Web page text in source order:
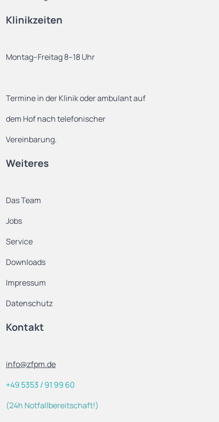
Klinikzeiten
Montag–Freitag 8–18 Uhr
Termine in der Klinik oder ambulant auf
dem Hof nach telefonischer
Vereinbarung.
Weiteres
Das Team
Jobs
Service
Downloads
Impressum
Datenschutz
Kontakt
info@zfpm.de
‭+49 5353 / 91 99 60
(24h Notfallbereitschaft!)